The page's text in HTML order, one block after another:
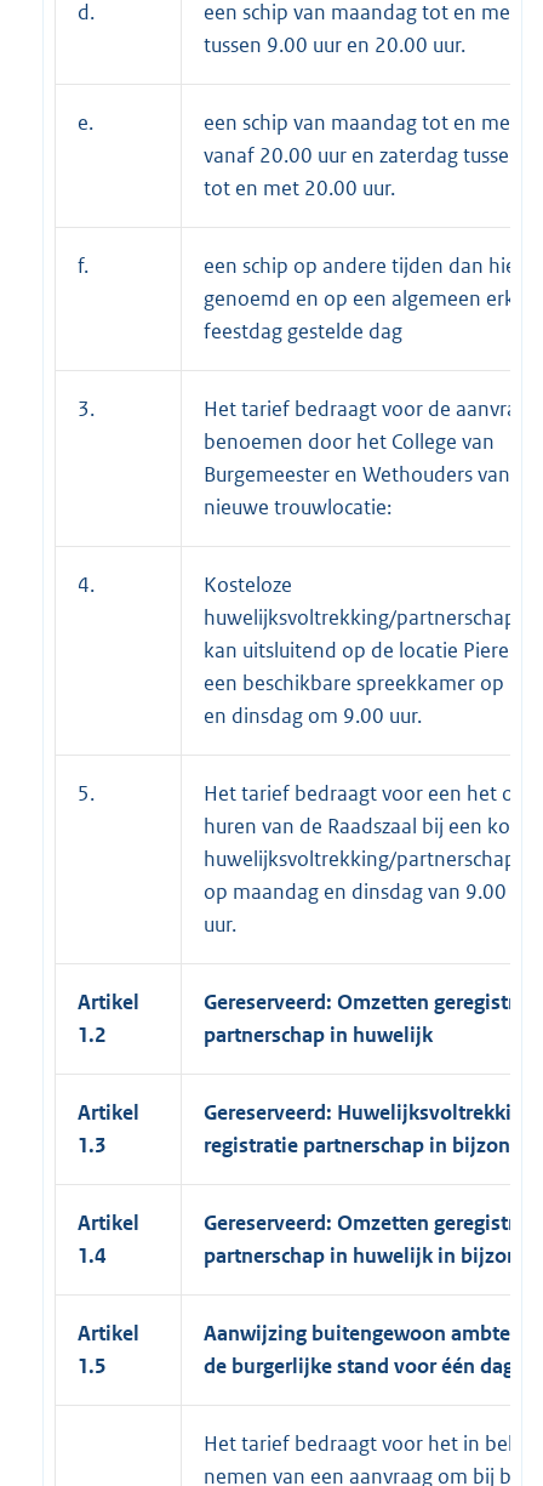
d.
een schip van maandag tot en met
tussen 9.00 uur en 20.00 uur.
e.
een schip van maandag tot en met
vanaf 20.00 uur en zaterdag tussen
tot en met 20.00 uur.
f.
een schip op andere tijden dan
genoemd en op een algemeen
feestdag gestelde dag
3.
Het tarief bedraagt voor de
benoemen door het College van
Burgemeester en Wethouders van
nieuwe trouwlocatie:
4.
Kosteloze
huwelijksvoltrekking/
kan uitsluitend op de locatie
een beschikbare spreekkamer op
en dinsdag om 9.00 uur.
5.
Het tarief bedraagt voor een het
huren van de Raadszaal bij een
huwelijksvoltrekking/
op maandag en dinsdag van 9.00
uur.
Artikel
1.2
Gereserveerd: Omzetten
partnerschap in huwelijk
Artikel
1.3
Gereserveerd: Huwelijksvoltrekking
registratie partnerschap in
Artikel
1.4
Gereserveerd: Omzetten
partnerschap in huwelijk in
Artikel
1.5
Aanwijzing buitengewoon
de burgerlijke stand voor één dag
Het tarief bedraagt voor het in
nemen van een aanvraag om bij